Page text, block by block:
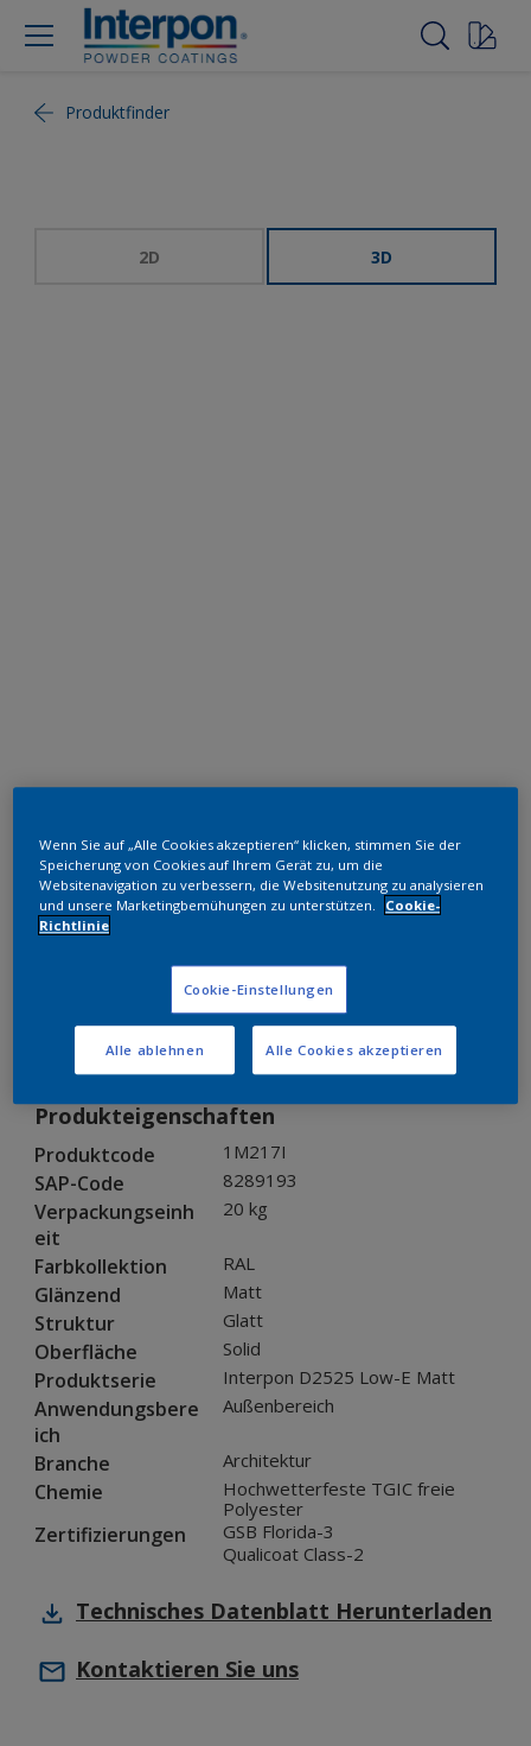
Produktfinder
2D 3D
RAL 8017
1M217I
Muster bestellen
Bestellen Sie direkt im Webshop
Produkteigenschaften
Produktcode 1M217I
SAP-Code 8289193
Verpackungseinh
eit
20 kg
Farbkollektion RAL
Glänzend Matt
Struktur Glatt
Oberfläche Solid
Produktserie Interpon D2525 Low-E Matt
Anwendungsbere
ich
Außenbereich
Branche Architektur
Chemie
Hochwetterfeste TGIC freie
Polyester
Zertifizierungen
GSB Florida-3
Qualicoat Class-2
Technisches Datenblatt Herunterladen
Kontaktieren Sie uns
Wenn Sie auf „Alle Cookies akzeptieren“ klicken, stimmen Sie der
Speicherung von Cookies auf Ihrem Gerät zu, um die
Websitenavigation zu verbessern, die Websitenutzung zu analysieren
und unsere Marketingbemühungen zu unterstützen.
Cookie-
Richtlinie
Cookie-Einstellungen
Alle ablehnen Alle Cookies akzeptieren